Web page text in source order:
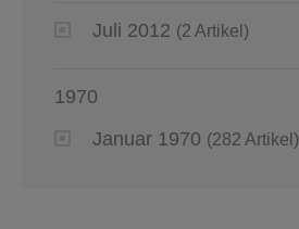
Juli 2012 (2 Artikel)
1970
Januar 1970 (282 Artikel)